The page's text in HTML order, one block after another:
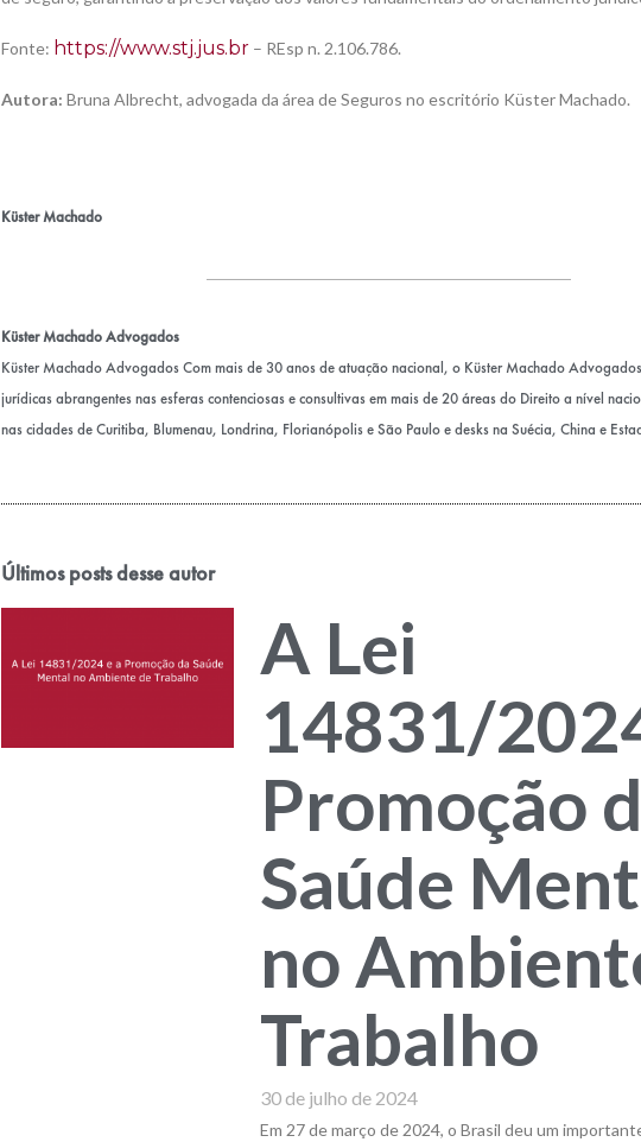
Fonte: https://www.stj.jus.br– REsp n. 2.106.786.
Autora: Bruna Albrecht, advogada da área de Seguros no escritório Küster Machado.
Küster Machado
Küster Machado Advogados
Küster Machado Advogados Com mais de 30 anos de atuação nacional, o Küster Machado
jurídicas abrangentes nas esferas contenciosas e consultivas em mais de 20 áreas do Direito a nível
nas cidades de Curitiba, Blumenau, Londrina, Florianópolis e São Paulo e desks na Suécia, China e
Últimos posts desse autor
A Lei
14831/
Promoção
Saúde
no
Trabalho
30 de julho de 2024
Em 27 de março de 2024, o Brasil deu um